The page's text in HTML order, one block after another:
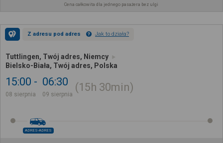
Cena całkowita dla jednego pasażera bez ulgi
Z adresu pod adres Jak to działa?
Tuttlingen, Twój adres, Niemcy
Bielsko-Biała, Twój adres, Polska
15:00
08 sierpnia
06:30
09 sierpnia
15h 30min
ADRES-ADRES